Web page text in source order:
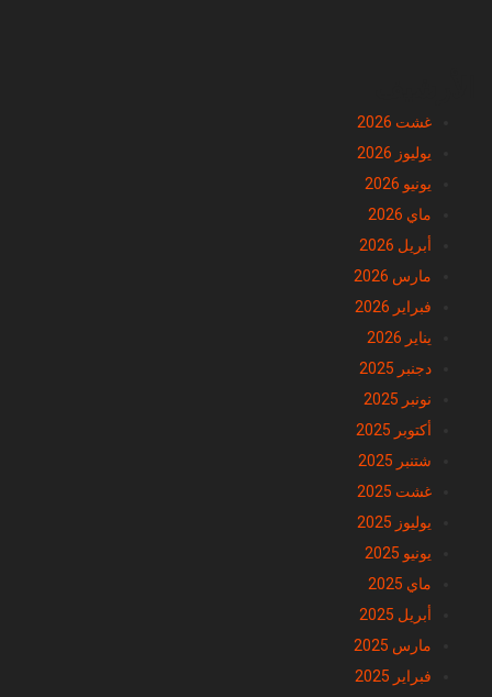
غشت 2026
يوليوز 2026
يونيو 2026
ماي 2026
أبريل 2026
مارس 2026
فبراير 2026
يناير 2026
دجنبر 2025
نونبر 2025
أكتوبر 2025
شتنبر 2025
غشت 2025
يوليوز 2025
يونيو 2025
ماي 2025
أبريل 2025
مارس 2025
فبراير 2025